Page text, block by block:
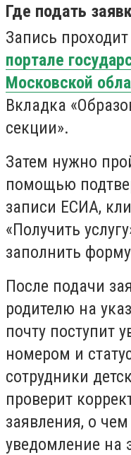
Где подать
Запись
портале
Московской
Вкладка
секции».
Затем нужно
помощью
записи ЕСИА,
«Получить
заполнить
После подачи
родителю на
почту поступит
номером и
сотрудники
проверит
заявления, о
уведомление на